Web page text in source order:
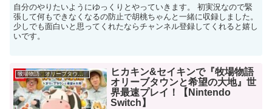
自分のやりたいようにゆっくりとやっていきます。 初実況なので緊
張して何もできなくなるの防止で胡桃ちゃんと一緒に収録しました。
少しでも面白いと思ってくれたならチャンネル登録してくれると嬉し
いです。
牧場物語 オリーブタウンと希望の大地
ヒカキン&セイキンで『牧場物語
オリーブタウンと希望の大地』世
界最速プレイ！【Nintendo
Switch】